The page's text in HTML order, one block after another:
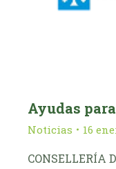
Ayudas
Noticias 16
CONSELLERÍA